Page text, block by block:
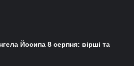
Йосипа 8 серпня: вірші та